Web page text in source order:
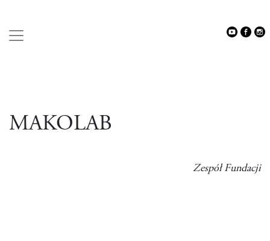
MAKOLAB
Zespół Fundacji